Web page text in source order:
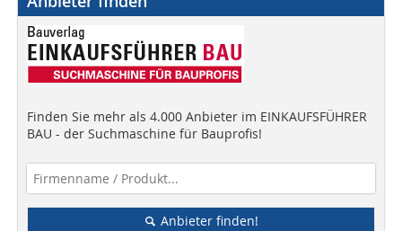
Finden Sie mehr als 4.000 Anbieter im EINKAUFSFÜHRER
BAU - der Suchmaschine für Bauprofis!
Anbieter finden!